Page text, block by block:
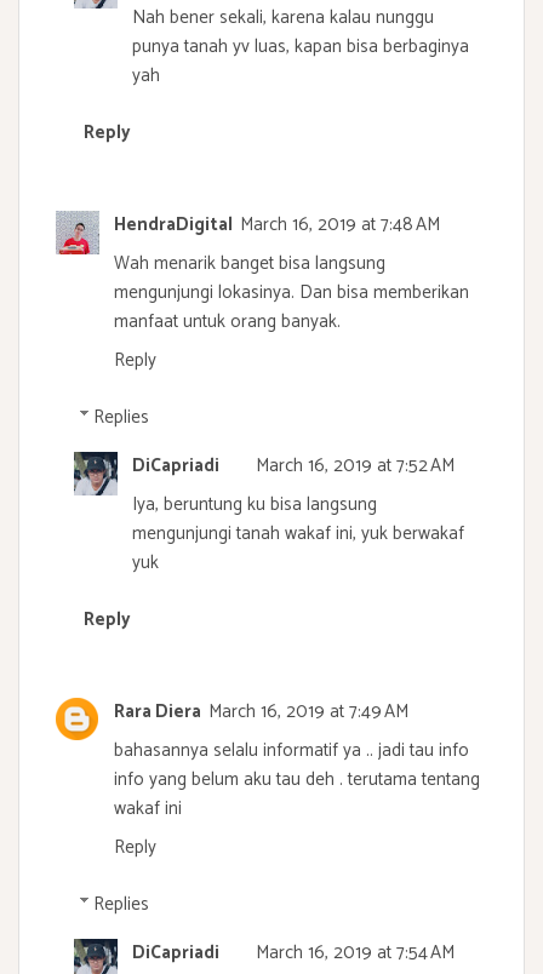
Nah bener sekali, karena kalau nunggu
punya tanah yv luas, kapan bisa berbaginya
yah
Reply
HendraDigital March 16, 2019 at 7:48 AM
Wah menarik banget bisa langsung
mengunjungi lokasinya. Dan bisa memberikan
manfaat untuk orang banyak.
Reply
Replies
DiCapriadi
March 16, 2019 at 7:52 AM
Iya, beruntung ku bisa langsung
mengunjungi tanah wakaf ini, yuk berwakaf
yuk
Reply
Rara Diera March 16, 2019 at 7:49 AM
bahasannya selalu informatif ya .. jadi tau info
info yang belum aku tau deh . terutama tentang
wakaf ini
Reply
Replies
DiCapriadi
March 16, 2019 at 7:54 AM